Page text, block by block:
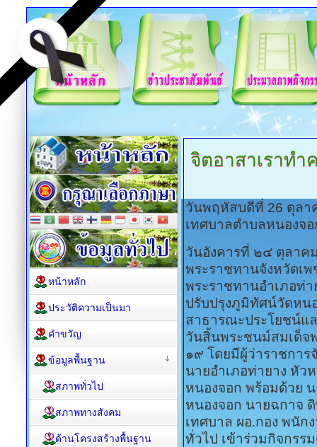
จิตอาสาเราทำ
วันพฤหัสบดีที่ 26 ตุลา
เทศบาลตำบลหนองจ
วันอังคารที่ ๒๔ ตุลาค
พระราชทานจังหวัดเ
พระราชทานอำเภอท่
ปรับปรุงภูมิทัศน์วัดหน
สาธารณะประโยชน์แ
วันสิ้นพระชนม์สมเด็จ
๑๙ โดยมีผู้ว่าราชการ
นายอำเภอท่ายาง หั
หนองจอก พร้อมด้วย
หนองจอก นายฉกาจ
เทศบาล ผอ.กอง พนัก
ทั่วไป เข้าร่วมกิจกรร
หน้าหลัก
ประวัติความเป็นมา
คำขวัญ
ข้อมูลพื้นฐาน
สภาพทั่วไป
สภาพทางสังคม
ด้านโครงสร้างพื้นฐาน